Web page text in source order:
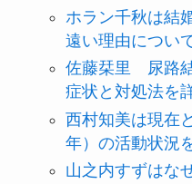
ホラン千秋は結
遠い理由につい
佐藤栞里 尿路
症状と対処法を
西村知美は現在
年）の活動状況
山之内すずはな